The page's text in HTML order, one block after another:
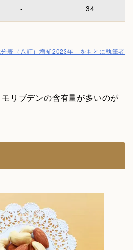
- 34
表（八訂）増補2023年」をもとに執筆者
リブデンの含有量が多いのが